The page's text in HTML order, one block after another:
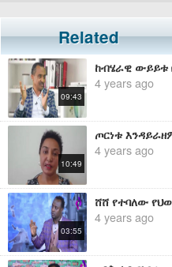
For inquiry or additional
Mereja presents Ethiopian news,
entertainment
Related
09:43
4 years ago
10:49
4 years ago
03:55
4 years ago